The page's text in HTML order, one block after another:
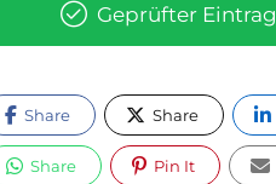
Geprüfter Eintrag
Share Share
Share Pin It